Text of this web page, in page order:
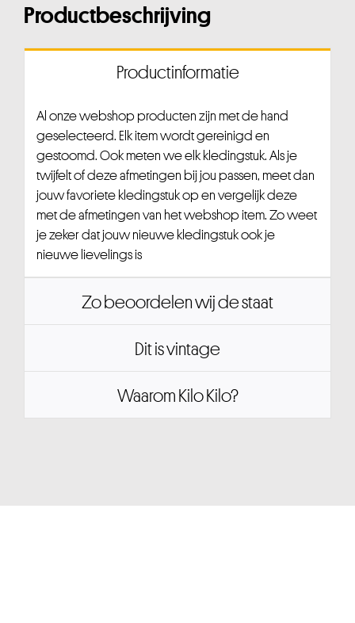
Productbeschrijving
Productinformatie
Al onze webshop producten zijn met de hand
geselecteerd. Elk item wordt gereinigd en
gestoomd. Ook meten we elk kledingstuk. Als je
twijfelt of deze afmetingen bij jou passen, meet dan
jouw favoriete kledingstuk op en vergelijk deze
met de afmetingen van het webshop item. Zo weet
je zeker dat jouw nieuwe kledingstuk ook je
nieuwe lievelings is
Zo beoordelen wij de staat
Dit is vintage
Waarom Kilo Kilo?